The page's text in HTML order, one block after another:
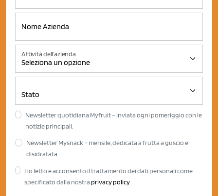
Attività dell'azienda
Newsletter quotidiana Myfruit – inviata ogni pomeriggio con le
notizie principali.
Newsletter Mysnack – mensile, dedicata a frutta a guscio e
disidratata
Ho letto e acconsento il trattamento dei dati personali come
specificato dalla nostra privacy policy